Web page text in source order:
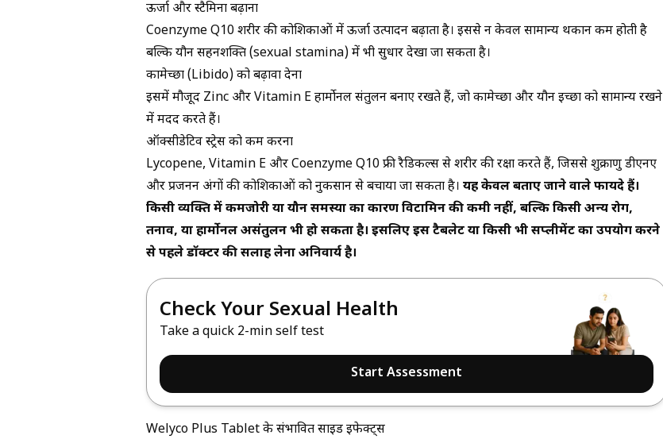
ऊर्जा और स्टैमिना बढ़ाना
Coenzyme Q10 शरीर की कोशिकाओं में ऊर्जा उत्पादन बढ़ाता है। इससे न केवल सामान्य थकान कम होती है
बल्कि यौन सहनशक्ति (sexual stamina) में भी सुधार देखा जा सकता है।
कामेच्छा (Libido) को बढ़ावा देना
इसमें मौजूद Zinc और Vitamin E हार्मोनल संतुलन बनाए रखते हैं, जो कामेच्छा और यौन इच्छा को सामान्य रखने
में मदद करते हैं।
ऑक्सीडेटिव स्ट्रेस को कम करना
Lycopene, Vitamin E और Coenzyme Q10 फ्री रैडिकल्स से शरीर की रक्षा करते हैं, जिससे शुक्राणु डीएनए
और प्रजनन अंगों की कोशिकाओं को नुकसान से बचाया जा सकता है। यह केवल बताए जाने वाले फायदे हैं।
किसी व्यक्ति में कमजोरी या यौन समस्या का कारण विटामिन की कमी नहीं, बल्कि किसी अन्य रोग,
तनाव, या हार्मोनल असंतुलन भी हो सकता है। इसलिए इस टैबलेट या किसी भी सप्लीमेंट का उपयोग करने
से पहले डॉक्टर की सलाह लेना अनिवार्य है।
Check Your Sexual Health
Take a quick 2-min self test
Start Assessment
Welyco Plus Tablet के संभावित साइड इफेक्ट्स